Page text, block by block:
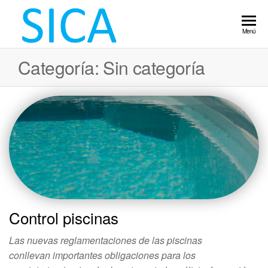
Integral de
Control
Alimentario
Sanidad
Ambiental.
Implantación
normas IFS,
Auditoria,
Control
legionella,
plagas,
piscina.
Menú
Categoría: Sin categoría
Control piscinas
Las nuevas reglamentaciones de las piscinas
conllevan importantes obligaciones para los